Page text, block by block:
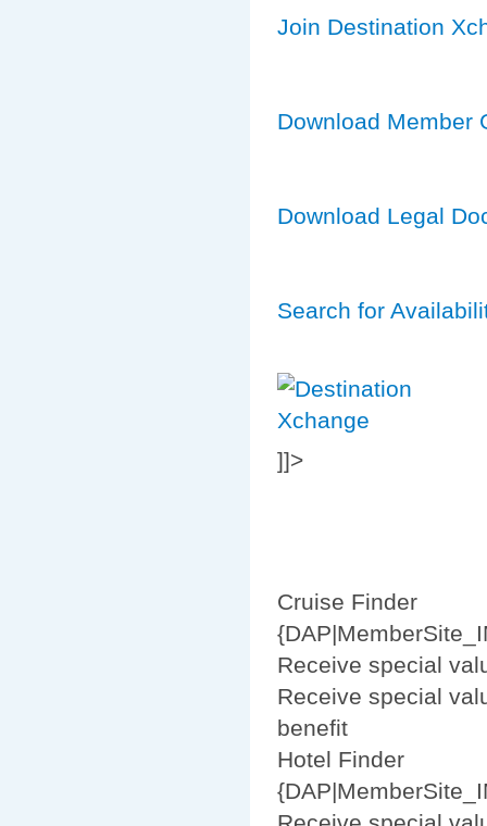
Join Destination
Download Member
Download Legal
Search for
]]>
Cruise Finder
Receive special
Receive special
benefit
Hotel Finder